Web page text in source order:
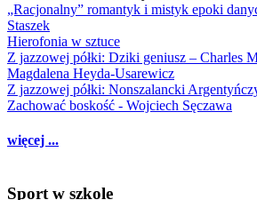
„Racjonalny” romantyk i mistyk epoki
Staszek
Hierofonia w sztuce
Z jazzowej półki: Dziki geniusz – Charles
Magdalena Heyda-Usarewicz
Z jazzowej półki: Nonszalancki
Zachować boskość - Wojciech Sęczawa
więcej ...
Sport w szkole